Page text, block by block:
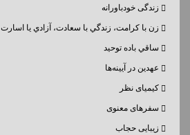
زندگی خودباورانه
زن با كرامت، زندگي با سعادت، آزادي يا اسارت
ساقي باده توحيد
عهدین در آیینه‌ها
کیمیای نظر
سفرهای معنوی
زیبایی حجاب